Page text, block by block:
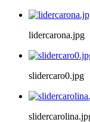
lidercarona.jpg
slidercaro0.jpg